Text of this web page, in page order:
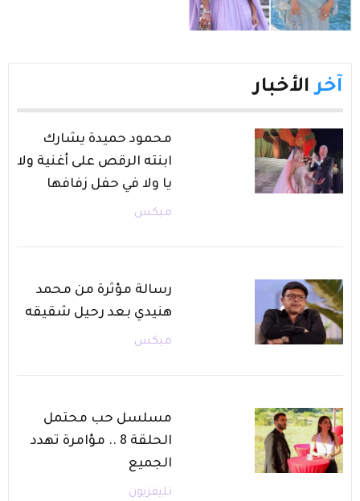
آخر الأخبار
محمود حميدة يشارك
ابنته الرقص على أغنية ولا
يا ولا في حفل زفافها
ميكس
رسالة مؤثرة من محمد
هنيدي بعد رحيل شقيقه
ميكس
مسلسل حب محتمل
الحلقة 8 .. مؤامرة تهدد
الجميع
تليفزيون